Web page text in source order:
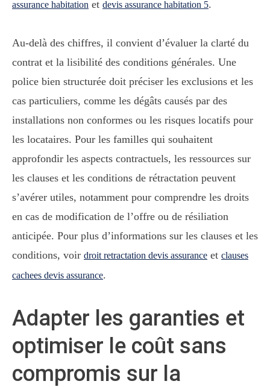
assurance habitation et devis assurance habitation 5.
Au-delà des chiffres, il convient d’évaluer la clarté du
contrat et la lisibilité des conditions générales. Une
police bien structurée doit préciser les exclusions et les
cas particuliers, comme les dégâts causés par des
installations non conformes ou les risques locatifs pour
les locataires. Pour les familles qui souhaitent
approfondir les aspects contractuels, les ressources sur
les clauses et les conditions de rétractation peuvent
s’avérer utiles, notamment pour comprendre les droits
en cas de modification de l’offre ou de résiliation
anticipée. Pour plus d’informations sur les clauses et les
conditions, voir droit retractation devis assurance et clauses
cachees devis assurance.
Adapter les garanties et
optimiser le coût sans
compromis sur la